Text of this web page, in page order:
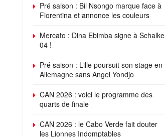
Pré saison : Bil Nsongo marque face à
Fiorentina et annonce les couleurs
Mercato : Dina Ebimba signe à Schalke
04 !
Pré saison : Lille poursuit son stage en
Allemagne sans Angel Yondjo
CAN 2026 : voici le programme des
quarts de finale
CAN 2026 : le Cabo Verde fait douter
les Lionnes Indomptables